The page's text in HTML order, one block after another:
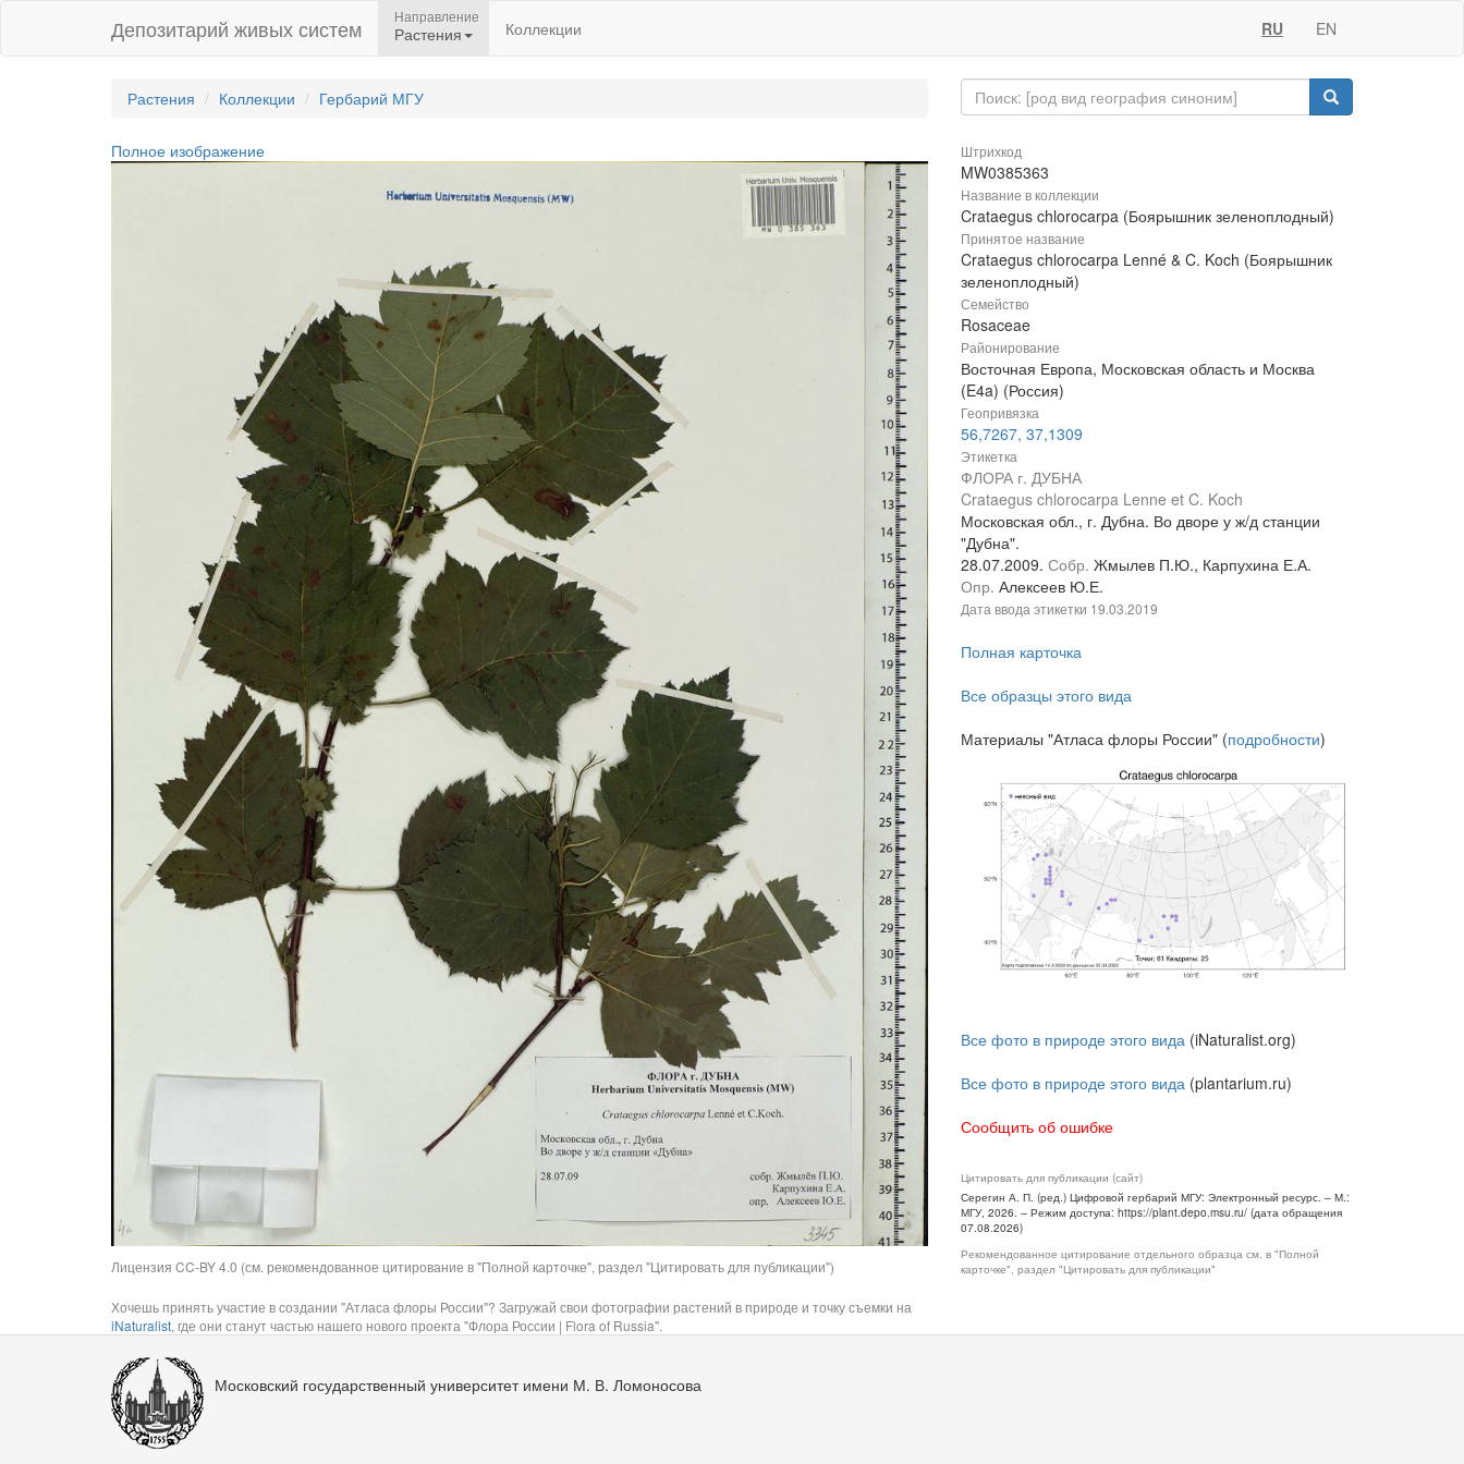
Депозитарий живых систем Направление
Растения Коллекции RU EN
Растения Коллекции Гербарий МГУ
Полное изображение
Лицензия CC-BY 4.0 (см. рекомендованное цитирование в "Полной карточке", раздел "Цитировать для публикации")
Хочешь принять участие в создании "Атласа флоры России"? Загружай свои фотографии растений в природе и точку съемки на
iNaturalist, где они станут частью нашего нового проекта "Флора России | Flora of Russia".
Штрихкод
MW0385363
Название в коллекции
Crataegus chlorocarpa (Боярышник зеленоплодный)
Принятое название
Crataegus chlorocarpa Lenné & C. Koch (Боярышник
зеленоплодный)
Семейство
Rosaceae
Районирование
Восточная Европа, Московская область и Москва
(E4a) (Россия)
Геопривязка
56,7267, 37,1309
Этикетка
ФЛОРА г. ДУБНА
Crataegus chlorocarpa Lenne et C. Koch
Московская обл., г. Дубна. Во дворе у ж/д станции
"Дубна".
28.07.2009. Собр. Жмылев П.Ю., Карпухина Е.А.
Опр. Алексеев Ю.Е.
Дата ввода этикетки 19.03.2019
Полная карточка
Все образцы этого вида
Материалы "Атласа флоры России" (подробности)
Все фото в природе этого вида (iNaturalist.org)
Все фото в природе этого вида (plantarium.ru)
Сообщить об ошибке
Цитировать для публикации (сайт)
Серегин А. П. (ред.) Цифровой гербарий МГУ: Электронный ресурс. – М.:
МГУ, 2026. – Режим доступа: https://plant.depo.msu.ru/ (дата обращения
07.08.2026)
Рекомендованное цитирование отдельного образца см. в "Полной
карточке", раздел "Цитировать для публикации"
Московский государственный университет имени М. В. Ломоносова